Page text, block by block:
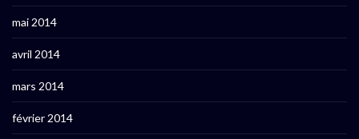
mai 2014
avril 2014
mars 2014
février 2014